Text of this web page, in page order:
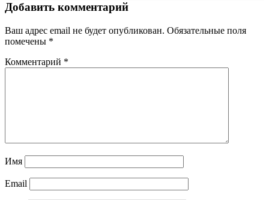
Добавить комментарий
Ваш адрес email не будет опубликован. Обязательные поля
помечены *
Комментарий *
Имя
Email